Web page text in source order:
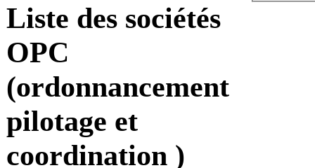
Liste des sociétés
OPC
(ordonnancement
pilotage et
coordination )